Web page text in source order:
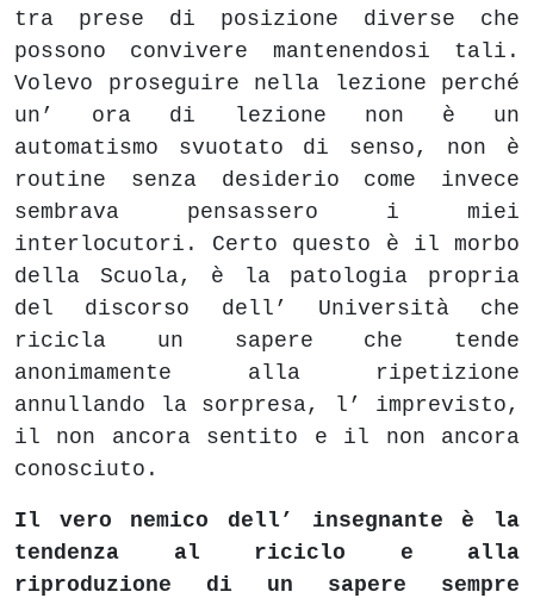
tra prese di posizione diverse che
possono convivere mantenendosi tali.
Volevo proseguire nella lezione perché
un’ ora di lezione non è un
automatismo svuotato di senso, non è
routine senza desiderio come invece
sembrava pensassero i miei
interlocutori. Certo questo è il morbo
della Scuola, è la patologia propria
del discorso dell’ Università che
ricicla un sapere che tende
anonimamente alla ripetizione
annullando la sorpresa, l’ imprevisto,
il non ancora sentito e il non ancora
conosciuto.
Il vero nemico dell’ insegnante è la
tendenza al riciclo e alla
riproduzione di un sapere sempre